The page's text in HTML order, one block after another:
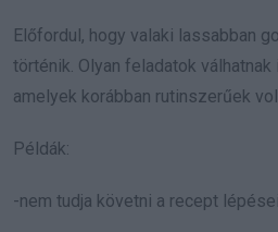
Előfordul, hogy valaki lassabban
történik. Olyan feladatok
amelyek korábban rutinszerűek
Példák:
-nem tudja követni a recept